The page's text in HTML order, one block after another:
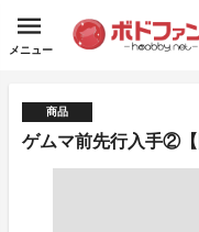
メニュー
商品
ゲムマ前先行入手②【